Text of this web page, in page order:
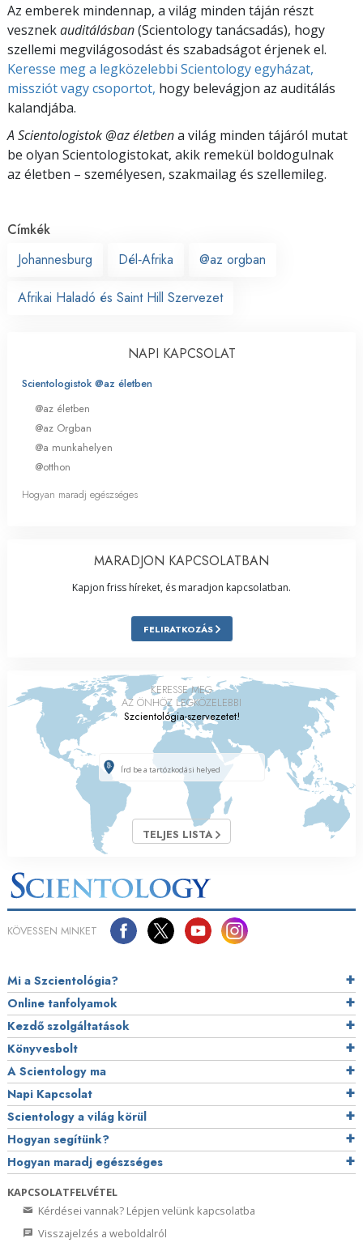
Az emberek mindennap, a világ minden táján részt
vesznekauditálásban(Scientology tanácsadás), hogy
szellemi megvilágosodást és szabadságot érjenek el.
Keresse meg a legközelebbi Scientology egyházat,
missziót vagy csoportot, hogy belevágjon az auditálás
kalandjába.
A Scientologistok @az életbena világ minden tájáról mutat
be olyan Scientologistokat, akik remekül boldogulnak
az életben – személyesen, szakmailag és szellemileg.
Címkék
Johannesburg
Dél‑Afrika @az orgban
Afrikai Haladó és Saint Hill Szervezet
NAPI KAPCSOLAT
Scientologistok @az életben
@az életben
@az Orgban
@a munkahelyen
@otthon
Hogyan maradj egészséges
MARADJON KAPCSOLATBAN
Kapjon friss híreket, és maradjon kapcsolatban.
FELIRATKOZÁS
KERESSE MEG
AZ ÖNHÖZ LEGKÖZELEBBI
Szcientológia-szervezetet!
TELJES LISTA
KÖVESSEN MINKET
Mi a Szcientológia?
Online tanfolyamok
Kezdő szolgáltatások
Könyvesbolt
A Scientology ma
Napi Kapcsolat
Scientology a világ körül
Hogyan segítünk?
Hogyan maradj egészséges
KAPCSOLATFELVÉTEL
Kérdései vannak? Lépjen velünk kapcsolatba
Visszajelzés a weboldalról